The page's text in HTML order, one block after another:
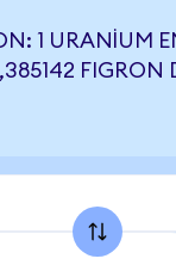
1 URANIUM
FIGRON